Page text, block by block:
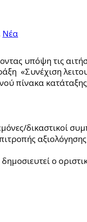
Νέα
υπόψη τις
«Συνέχιση
πίνακα
δικαστικοί
ο